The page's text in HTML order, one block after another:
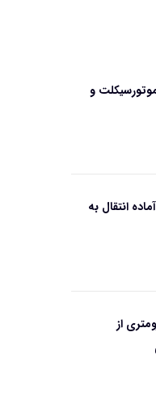
و
انتقال به
از